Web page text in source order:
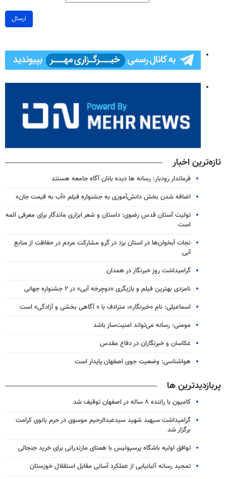
ارسال
تازه‌ترین اخبار
فرماندار رودبار: رسانه ها دیده بانان آگاه جامعه هستند
اضافه شدن بخش دانش‌آموزی به جشنواره فیلم «آب به قیمت جان»
تولیت آستان قدس رضوی: داستان و شعر ابزاری ماندگار برای معرفی ائمه
است
نجات آبخوان‌ها در استان یزد در گرو مشارکت مردم در حفاظت از منابع
آبی
گرامیداشت روز خبرنگار در همدان
نامزدی بهترین فیلم و بازیگری «دوچرخه آبی» در ۲ جشنواره جهانی
اسماعیلی: نامِ «خبرنگار»، مترادف با « آگاهی بخشی و آزادگی» است
مومنی: رسانه می‌تواند امنیت‌ساز باشد
عکاسان و خبرنگاران در دفاع مقدس
هواشناسی: وضعیت جوی اصفهان پایدار است
پربازدیدترین ها
کامیون با راننده ۸ ساله در اصفهان توقیف شد
گرامیداشت سپهبد شهید سیدعبدالرحیم موسوی در حرم بانوی کرامت
برگزار شد
توافق اولیه باشگاه پرسپولیس با همتای مازندرانی برای خرید جنجالی
تمجید رسانه آلبانیایی از عملکرد آسانی مقابل استقلال خوزستان